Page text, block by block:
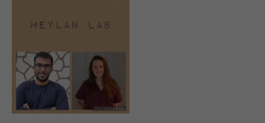
Ik aanvaard degebruiksvoorwaarden
*VERPLICHT VELD
Sturen